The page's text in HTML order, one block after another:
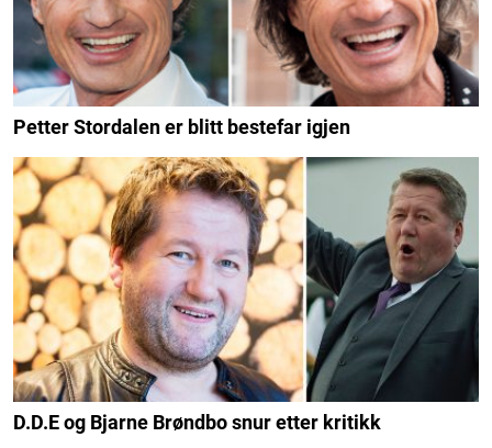
Petter Stordalen er blitt bestefar igjen
D.D.E og Bjarne Brøndbo snur etter kritikk